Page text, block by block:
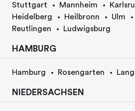
Stuttgart Mannheim
Heidelberg
Heilbronn Ulm
Reutlingen
Ludwigsburg
HAMBURG
Hamburg Rosengarten
NIEDERSACHSEN